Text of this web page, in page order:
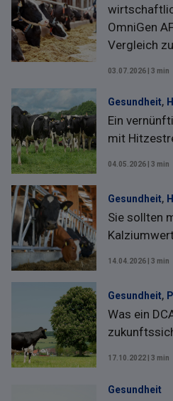
OmniGen
Vergleich
03.07.2026 | 3 min
Gesundheit,
Ein
mit
04.05.2026 | 3 min
Gesundheit,
Sie sollten
14.04.2026 | 3 min
Gesundheit,
Was ein
17.10.2022 | 3 min
Gesundheit